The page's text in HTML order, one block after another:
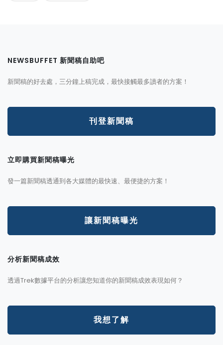
NEWSBUFFET 新聞稿自助吧
新聞稿的好去處，三分鐘上稿完成，最快接觸最多讀者的方案！
刊登新聞稿
立即購買新聞稿曝光
發一篇新聞稿透通到各大媒體的最快速、最便捷的方案！
讓新聞稿曝光
分析新聞稿成效
透過Trek數據平台的分析讓您知道你的新聞稿成效表現如何？
我想了解